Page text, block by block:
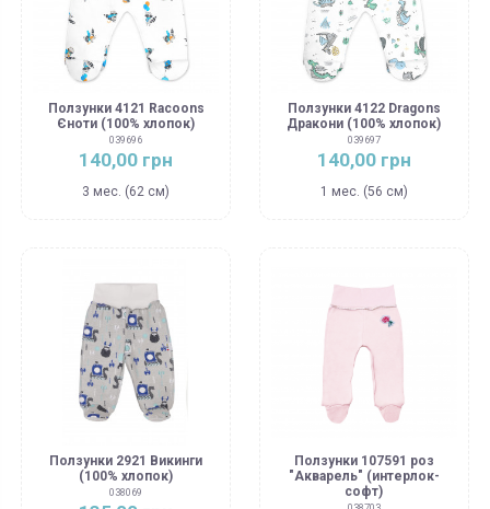
Ползунки 4121 Racoons
Єноти (100% хлопок)
039696
140,00 грн
3 мес. (62 см)
Ползунки 4122 Dragons
Дракони (100% хлопок)
039697
140,00 грн
1 мес. (56 см)
Ползунки 2921 Викинги
(100% хлопок)
038069
Ползунки 107591 роз
"Акварель" (интерлок-
софт)